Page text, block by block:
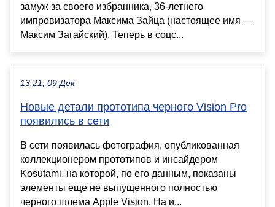
замуж за своего избранника, 36-летнего
импровизатора Максима Зайца (настоящее имя —
Максим Загайский). Теперь в соцс...
13:21, 09 Дек
Новые детали прототипа черного Vision Pro
появились в сети
В сети появилась фотография, опубликованная
коллекционером прототипов и инсайдером
Kosutami, на которой, по его данным, показаны
элементы еще не выпущенного полностью
черного шлема Apple Vision. На и...